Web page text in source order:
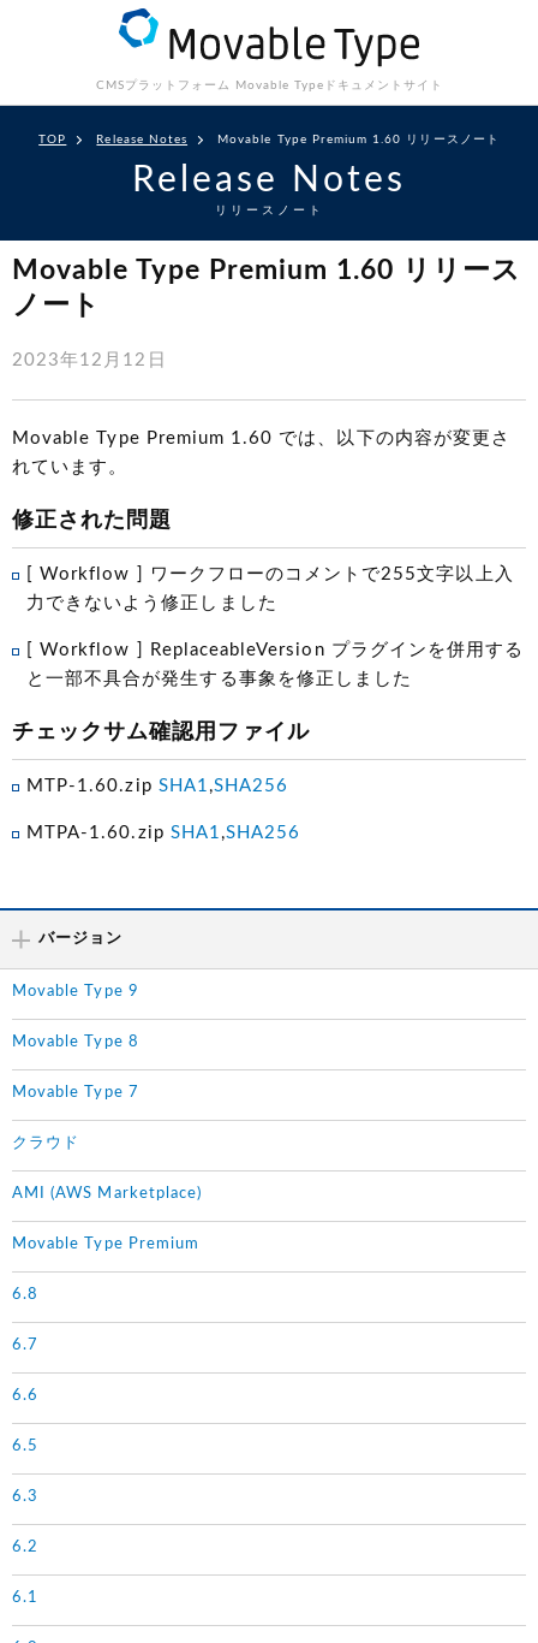
CMSプラットフォーム Movable Type ドキュメントサイト
TOP Release Notes Movable Type Premium 1.60 リリースノート
Release Notes
リリースノート
Movable Type Premium 1.60 リリース
ノート
2023年12月12日
Movable Type Premium 1.60 では、以下の内容が変更さ
れています。
修正された問題
[ Workflow ] ワークフローのコメントで255文字以上入
力できないよう修正しました
[ Workflow ] ReplaceableVersion プラグインを併用する
と一部不具合が発生する事象を修正しました
チェックサム確認用ファイル
MTP-1.60.zip SHA1 ,SHA256
MTPA-1.60.zip SHA1 ,SHA256
バージョン
Movable Type 9
Movable Type 8
Movable Type 7
クラウド
AMI (AWS Marketplace)
Movable Type Premium
6.8
6.7
6.6
6.5
6.3
6.2
6.1